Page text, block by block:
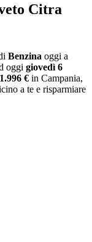
Citra
Benzina oggi a
oggi giovedì 6
1.996 € in Campania,
a te e risparmiare